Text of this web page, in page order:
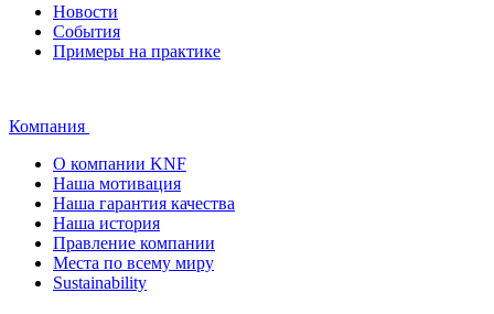
Новости
События
Примеры на практике
Компания
О компании KNF
Наша мотивация
Наша гарантия качества
Наша история
Правление компании
Места по всему миру
Sustainability